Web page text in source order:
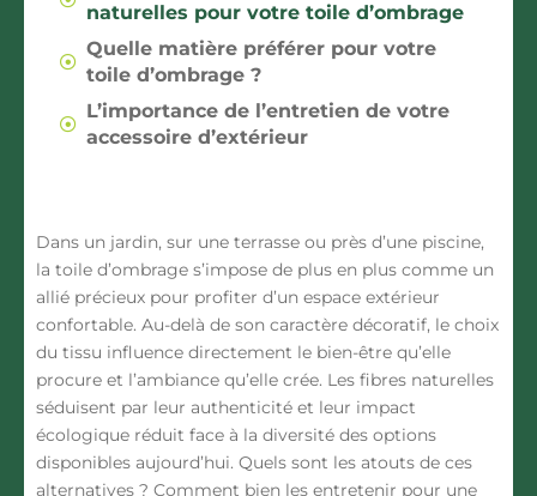
naturelles pour votre toile d’ombrage
Quelle matière préférer pour votre
toile d’ombrage ?
L’importance de l’entretien de votre
accessoire d’extérieur
Dans un jardin, sur une terrasse ou près d’une piscine,
la toile d’ombrage s’impose de plus en plus comme un
allié précieux pour profiter d’un espace extérieur
confortable. Au-delà de son caractère décoratif, le choix
du tissu influence directement le bien-être qu’elle
procure et l’ambiance qu’elle crée. Les fibres naturelles
séduisent par leur authenticité et leur impact
écologique réduit face à la diversité des options
disponibles aujourd’hui. Quels sont les atouts de ces
alternatives ? Comment bien les entretenir pour une